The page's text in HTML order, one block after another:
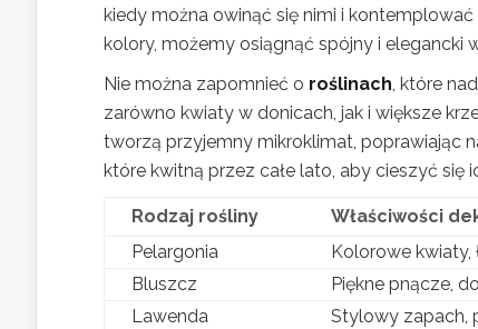
kiedy można owinąć się nimi i kontemplować
kolory, możemy osiągnąć spójny i elegancki
Nie można zapomnieć o roślinach, które
zarówno kwiaty w donicach, jak i większe
tworzą przyjemny mikroklimat, poprawiając
które kwitną przez całe lato, aby cieszyć się
Rodzaj rośliny Właściwości
Pelargonia
Kolorowe kwiaty,
Bluszcz
Piękne pnącze,
Lawenda
Stylowy zapach,